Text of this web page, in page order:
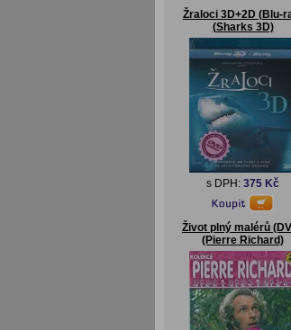
Žraloci 3D+2D (Blu-
(Sharks 3D)
s DPH: 375 Kč
Život plný malérů
(Pierre Richard)